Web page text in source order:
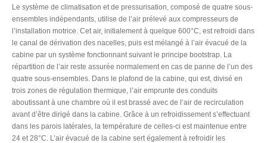
Le système de climatisation et de pressurisation, composé de quatre sous-
ensembles indépendants, utilise de l’air prélevé aux compresseurs de
l’installation motrice. Cet air, initialement à quelque 600°C, est refroidi dans
le canal de dérivation des nacelles, puis est mélangé à l’air évacué de la
cabine par un système fonctionnant suivant le principe bootstrap. La
répartition de l’air reste assurée normalement en cas de panne de l’un des
quatre sous-ensembles. Dans le plafond de la cabine, qui est, divisé en
trois zones de régulation thermique, l’air emprunte des conduits
aboutissant à une chambre où il est brassé avec de l’air de recirculation
avant d’être dirigé dans la cabine. Grâce à un refroidissement s’effectuant
dans les parois latérales, la température de celles-ci est maintenue entre
24 et 28°C. L’air évacué de la cabine sert également à refroidir les